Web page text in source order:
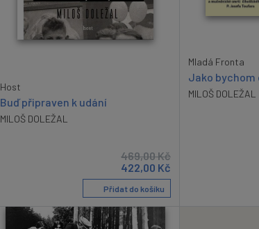
Host
Buď připraven k udání
MILOŠ DOLEŽAL
469,00Kč
422,00 Kč
Přidat do košíku
Mladá Fronta
Jako
MILOŠ DOLEŽAL